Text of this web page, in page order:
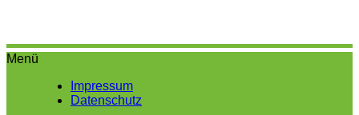
Menü
Impressum
Datenschutz